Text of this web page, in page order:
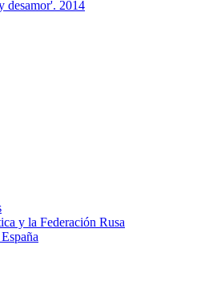
desamor'. 2014
y la Federación Rusa